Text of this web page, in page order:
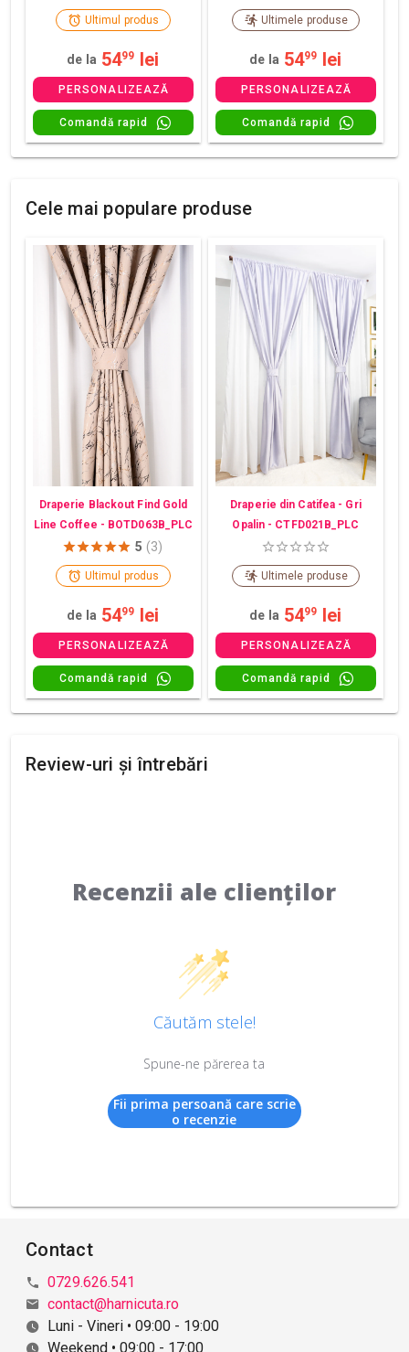
Ultimul produs
de la 5499 lei
PERSONALIZEAZĂ
Comandă rapid
Ultimele produse
de la 5499 lei
PERSONALIZEAZĂ
Comandă rapid
Cele mai populare produse
Draperie Blackout Find Gold
Line Coffee - BOTD063B_PLC
5 (3)
Ultimul produs
de la 5499 lei
PERSONALIZEAZĂ
Comandă rapid
Draperie din Catifea - Gri
Opalin - CTFD021B_PLC
Ultimele produse
de la 5499 lei
PERSONALIZEAZĂ
Comandă rapid
Review-uri și întrebări
Recenzii ale clienților
Căutăm stele!
Spune-ne părerea ta
Fii prima persoană care scrie
o recenzie
Contact
0729.626.541
contact@harnicuta.ro
Luni - Vineri • 09:00 - 19:00
Weekend • 09:00 - 17:00